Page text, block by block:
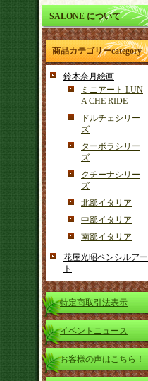
SALONE について
商品カテゴリーcategory
鈴木奈月絵画
ミニアート LUN
A CHE RIDE
ドルチェシリー
ズ
ターボラシリー
ズ
クチーナシリー
ズ
北部イタリア
中部イタリア
南部イタリア
花屋光昭ペンシルアー
ト
特定商取引法表示
イベントニュース
お客様の声はこちら！